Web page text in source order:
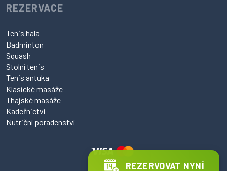
REZERVOVAT NYNÍ
REZERVACE
Tenis hala
Badminton
Squash
Stolní tenis
Tenis antuka
Klasické masáže
Thajské masáže
Kadeřnictví
Nutriční poradenství